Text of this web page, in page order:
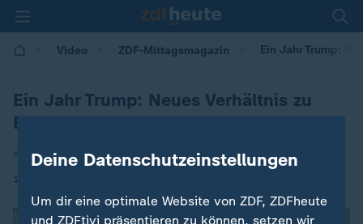
Video ZDF-Mittagsmagazin Ein Jahr Trump:
Ein Jahr Trump: Neues Verhältnis zu
Europa
von Elmar Theveßen
15.01.2026 | 12:00
Deine Datenschutzeinstellungen
Um dir eine optimale Website von ZDF, ZDFheute
und ZDFtivi präsentieren zu können, setzen wir